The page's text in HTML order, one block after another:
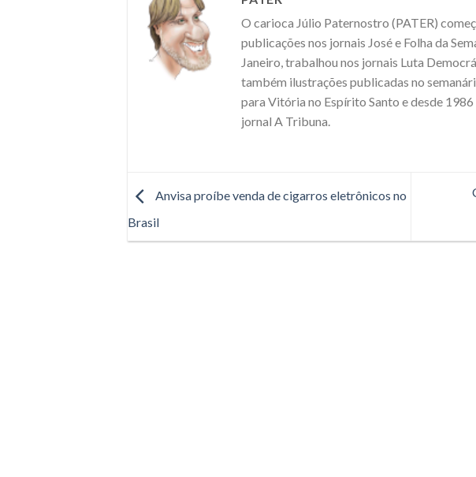
O carioca Júlio Paternostro (PATER)
publicações nos jornais José e Folha da
Janeiro, trabalhou nos jornais Luta
também ilustrações publicadas no
para Vitória no Espírito Santo e desde
jornal A Tribuna.
Anvisa proíbe venda de cigarros eletrônicos no
Brasil